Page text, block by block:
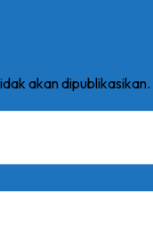
akan dipublikasikan.